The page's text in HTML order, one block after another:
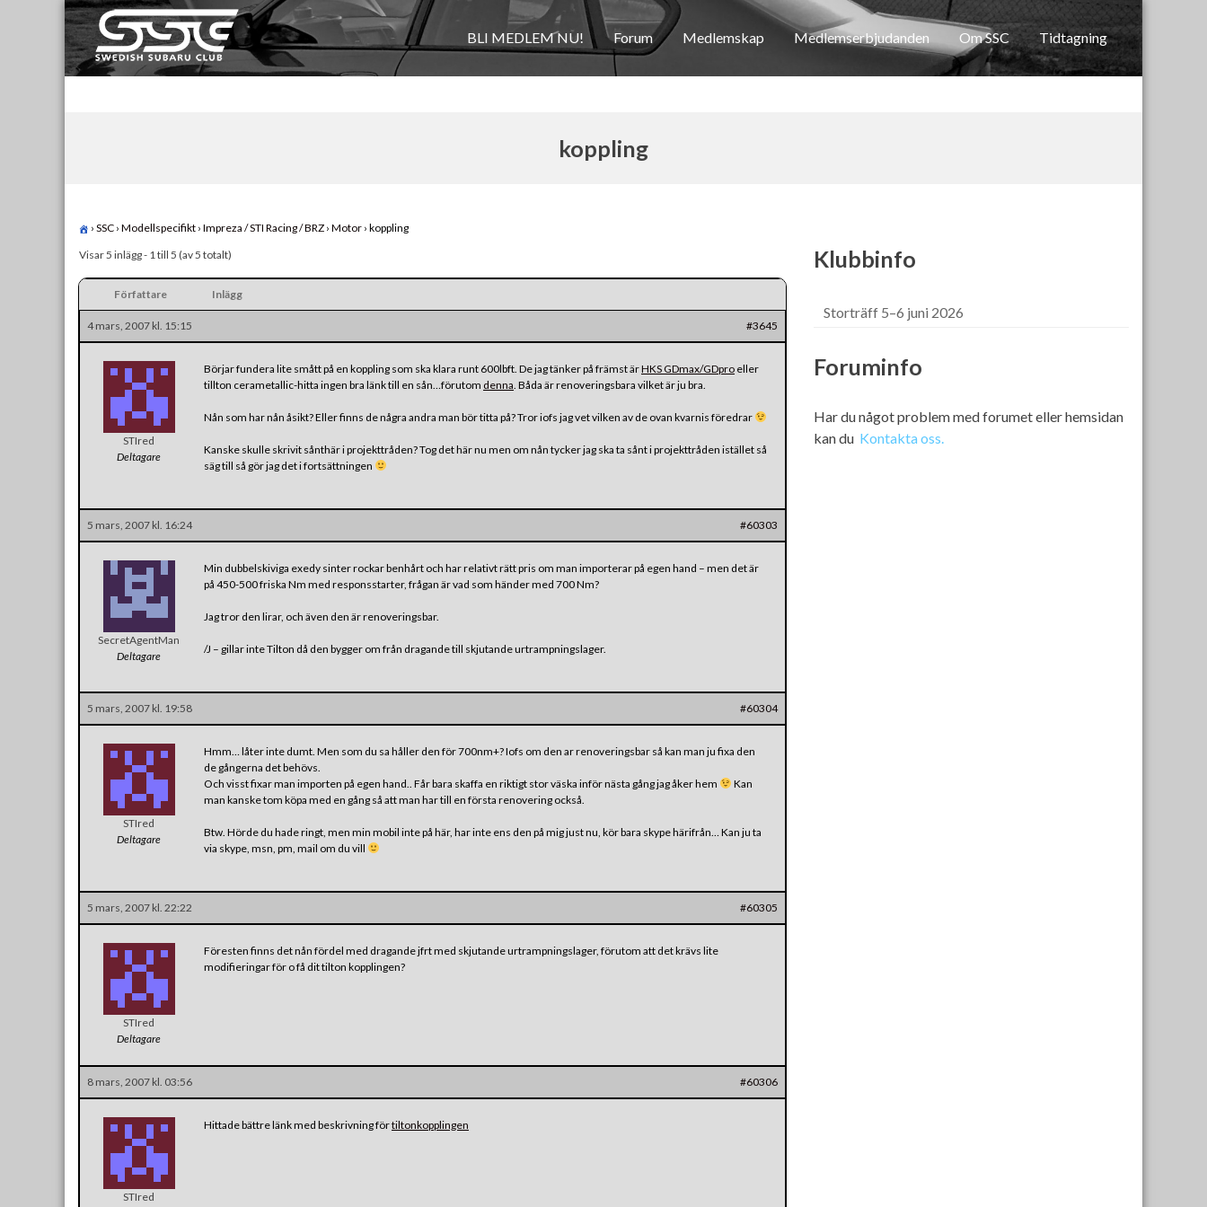
Skip
to
content
Swedish Subaru Club
För oss som älskar Subaru!
BLI MEDLEM NU! Forum Medlemskap Medlemserbjudanden Om SSC Tidtagning
koppling
› SSC › Modellspecifikt › Impreza / STI Racing / BRZ › Motor › koppling
Visar 5 inlägg - 1 till 5 (av 5 totalt)
Författare Inlägg
4 mars, 2007 kl. 15:15 #3645
STIred
Deltagare
Börjar fundera lite smått på en koppling som ska klara runt 600lbft. De jag tänker på främst ärHKS GDmax/GDpro eller
tillton cerametallic-hitta ingen bra länk till en sån…förutom denna . Båda är renoveringsbara vilket är ju bra.
Nån som har nån åsikt? Eller finns de några andra man bör titta på? Tror iofs jag vet vilken av de ovan kvarnis föredrar
Kanske skulle skrivit sånthär i projekttråden? Tog det här nu men om nån tycker jag ska ta sånt i projekttråden istället så
säg till så gör jag det i fortsättningen
5 mars, 2007 kl. 16:24 #60303
SecretAgentMan
Deltagare
Min dubbelskiviga exedy sinter rockar benhårt och har relativt rätt pris om man importerar på egen hand – men det är
på 450-500 friska Nm med responsstarter, frågan är vad som händer med 700 Nm?
Jag tror den lirar, och även den är renoveringsbar.
/J – gillar inte Tilton då den bygger om från dragande till skjutande urtrampningslager.
5 mars, 2007 kl. 19:58 #60304
STIred
Deltagare
Hmm… låter inte dumt. Men som du sa håller den för 700nm+? Iofs om den ar renoveringsbar så kan man ju fixa den
de gångerna det behövs.
Och visst fixar man importen på egen hand.. Får bara skaffa en riktigt stor väska inför nästa gång jag åker hem
Kan
man kanske tom köpa med en gång så att man har till en första renovering också.
Btw. Hörde du hade ringt, men min mobil inte på här, har inte ens den på mig just nu, kör bara skype härifrån… Kan ju ta
via skype, msn, pm, mail om du vill
5 mars, 2007 kl. 22:22 #60305
STIred
Deltagare
Föresten finns det nån fördel med dragande jfrt med skjutande urtrampningslager, förutom att det krävs lite
modifieringar för o få dit tilton kopplingen?
8 mars, 2007 kl. 03:56 #60306
STIred
Hittade bättre länk med beskrivning förtiltonkopplingen
Klubbinfo
Storträff 5–6 juni 2026
Foruminfo
Har du något problem med forumet eller hemsidan
kan du Kontakta oss.